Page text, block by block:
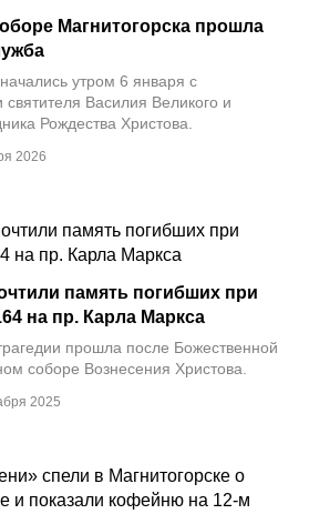
2026
Магнитогорска прошла
утром 6 января с
святителя Василия Великого и
Рождества Христова.
2025
память погибших при
на пр. Карла Маркса
прошла после Божественной
соборе Вознесения Христова.